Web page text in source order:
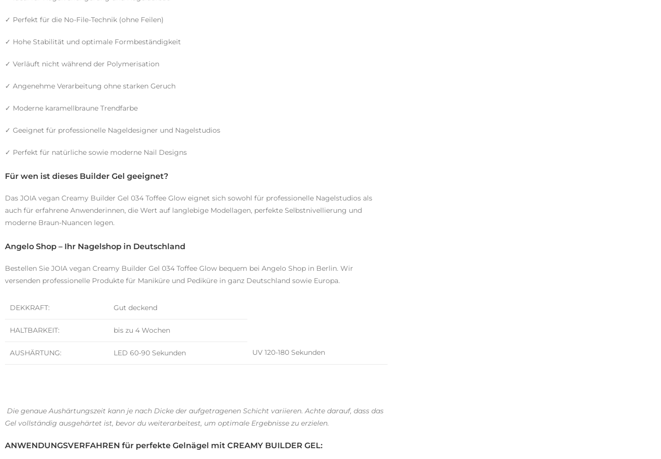
✓ Perfekt für die No-File-Technik (ohne Feilen)
✓ Hohe Stabilität und optimale Formbeständigkeit
✓ Verläuft nicht während der Polymerisation
✓ Angenehme Verarbeitung ohne starken Geruch
✓ Moderne karamellbraune Trendfarbe
✓ Geeignet für professionelle Nageldesigner und Nagelstudios
✓ Perfekt für natürliche sowie moderne Nail Designs
Für wen ist dieses Builder Gel geeignet?
Das JOIA vegan Creamy Builder Gel 034 Toffee Glow eignet sich sowohl für professionelle Nagelstudios als
auch für erfahrene Anwenderinnen, die Wert auf langlebige Modellagen, perfekte Selbstnivellierung und
moderne Braun-Nuancen legen.
Angelo Shop – Ihr Nagelshop in Deutschland
Bestellen Sie JOIA vegan Creamy Builder Gel 034 Toffee Glow bequem bei Angelo Shop in Berlin. Wir
versenden professionelle Produkte für Maniküre und Pediküre in ganz Deutschland sowie Europa.
DEKKRAFT: Gut deckend
HALTBARKEIT: bis zu 4 Wochen
AUSHÄRTUNG: LED 60-90 Sekunden UV 120-180 Sekunden
Die genaue Aushärtungszeit kann je nach Dicke der aufgetragenen Schicht variieren. Achte darauf, dass das
Gel vollständig ausgehärtet ist, bevor du weiterarbeitest, um optimale Ergebnisse zu erzielen.
ANWENDUNGSVERFAHREN für perfekte Gelnägel mit CREAMY BUILDER GEL: